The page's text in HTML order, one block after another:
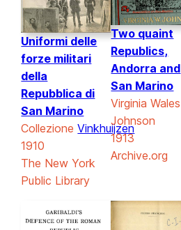
Uniformi delle
forze militari
della
Repubblica di
San Marino
CollezioneVinkhuijzen
1910
The New York
Public Library
Two quaint
Republics,
Andorra and
San Marino
Virginia Wales
Johnson
1913
Archive.org